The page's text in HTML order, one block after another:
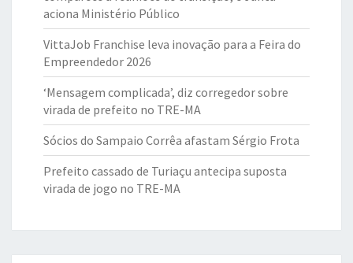
aciona Ministério Público
VittaJob Franchise leva inovação para a Feira do
Empreendedor 2026
‘Mensagem complicada’, diz corregedor sobre
virada de prefeito no TRE-MA
Sócios do Sampaio Corrêa afastam Sérgio Frota
Prefeito cassado de Turiaçu antecipa suposta
virada de jogo no TRE-MA